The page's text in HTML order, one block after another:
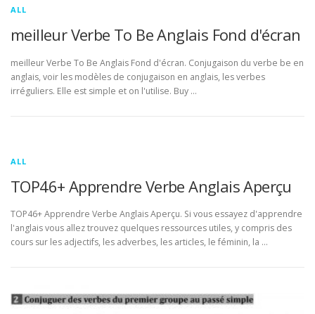
ALL
meilleur Verbe To Be Anglais Fond d'écran
meilleur Verbe To Be Anglais Fond d'écran. Conjugaison du verbe be en
anglais, voir les modèles de conjugaison en anglais, les verbes
irréguliers. Elle est simple et on l'utilise. Buy …
ALL
TOP46+ Apprendre Verbe Anglais Aperçu
TOP46+ Apprendre Verbe Anglais Aperçu. Si vous essayez d'apprendre
l'anglais vous allez trouvez quelques ressources utiles, y compris des
cours sur les adjectifs, les adverbes, les articles, le féminin, la …